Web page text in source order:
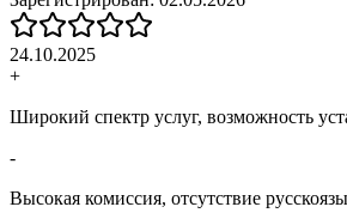
24.10.2025
+
Широкий спектр услуг, возможность
-
Высокая комиссия, отсутствие